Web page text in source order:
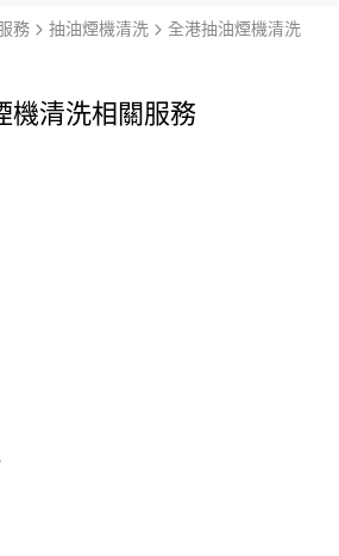
機清洗相關服務
務 抽油煙機清洗
全港抽油煙機清洗